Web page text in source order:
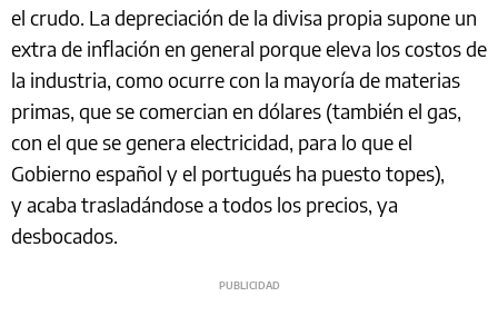
el crudo. La depreciación de la divisa propia supone un
extra de inflación en general porque eleva los costos de
la industria, como ocurre con la mayoría de materias
primas, que se comercian en dólares (también el gas,
con el que se genera electricidad, para lo que el
Gobierno español y el portugués ha puesto topes),
y acaba trasladándose a todos los precios, ya
desbocados.